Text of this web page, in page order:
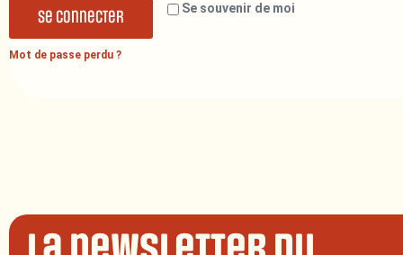
Se souvenir de moi
Se connecter
Mot de passe perdu ?